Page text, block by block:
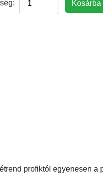
profiktól egyenesen a